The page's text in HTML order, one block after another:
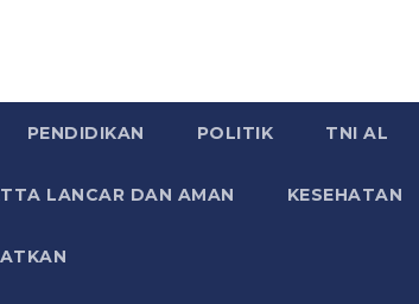
PENDIDIKAN POLITIK TNI AL
LANCAR DAN AMAN KESEHATAN